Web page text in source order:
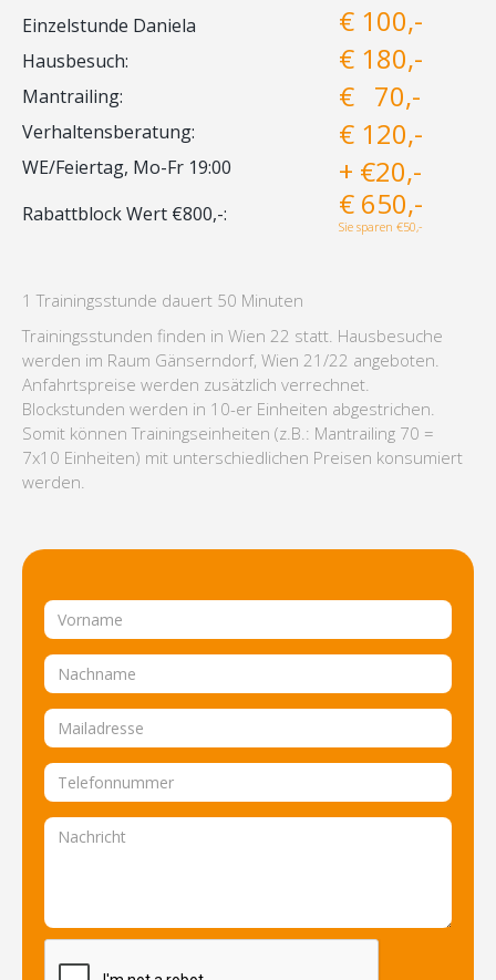
Einzelstunde Daniela
Hausbesuch:
Mantrailing:
Verhaltensberatung:
WE/Feiertag, Mo-Fr 19:00
€ 100,-
€ 180,-
€ 70,-
€ 120,-
+ €20,-
Rabattblock Wert €800,-: € 650,-
Sie sparen €50,-
1 Trainingsstunde dauert 50 Minuten
Trainingsstunden finden in Wien 22 statt. Hausbesuche
werden im Raum Gänserndorf, Wien 21/22 angeboten.
Anfahrtspreise werden zusätzlich verrechnet.
Blockstunden werden in 10-er Einheiten abgestrichen.
Somit können Trainingseinheiten (z.B.: Mantrailing 70 =
7x10 Einheiten) mit unterschiedlichen Preisen konsumiert
werden.